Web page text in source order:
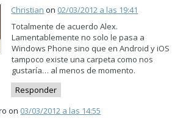
Christian on 02/03/2012 a las 19:41
Totalmente de acuerdo Alex.
Lamentablemente no solo le pasa a
Windows Phone sino que en Android y iOS
tampoco existe una carpeta como nos
gustaría… al menos de momento.
Responder
on 03/03/2012 a las 14:55